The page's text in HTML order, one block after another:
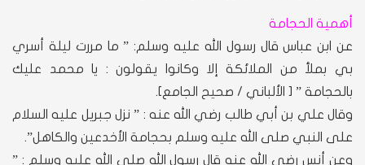
أهمية الحجامة
عن ابن عباس قال رسول الله عليه وسلم: ” ما مررت ليلة أسري
بي بملأ من الملائكة إلا وكانوا يقولون : يا محمد عليك
بالحجامة ” [ الألباني / صحيح الجامع].
وقال علي بن أبي طالب رضي الله عنه : ” نزل جبريل عليه السلام
على النبي صلى الله عليه وسلم بحجامة الأخدعين والكاهل”.
وعن أنس رضي الله عنه قال رسول الله صلى الله عليه وسلم : ”